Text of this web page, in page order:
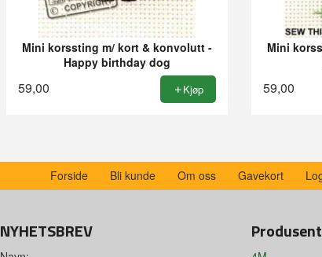
Mini korssting m/ kort & konvolutt -
Happy birthday dog
59,00 Kjøp
Mini
59,00
Forside Bli kunde Om oss Gavekort
NYHETSBREV